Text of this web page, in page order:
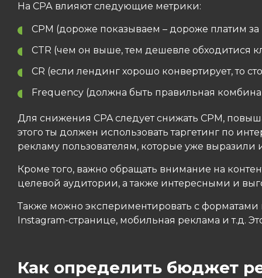
На СРА влияют следующие метрики:
CPM (дороже показываем – дороже платим за
CTR (чем он выше, тем дешевле обходитися
CR (если лендинг хорошо конвертирует, то
Frequency (должна быть правильная
Для снижения CPA следует снижать CPM,
этого ты должен использовать таргетинг по
рекламу пользователям, которые уже выразили
Кроме того, важно обращать внимание на
целевой аудитории, а также интересными и
Также можно экспериментировать с
Instagram-странице, мобильная реклама и т.д.
Как определить бюджет